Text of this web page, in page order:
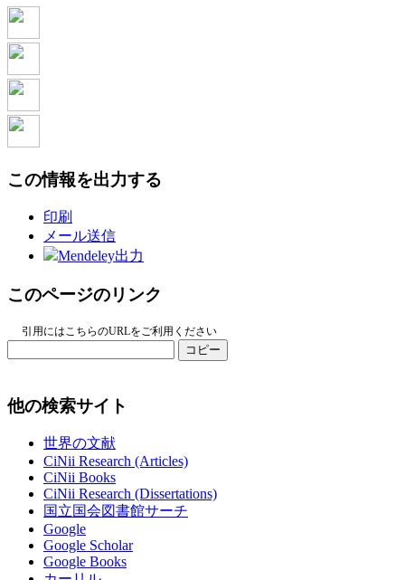
この情報を出力する
印刷
メール送信
Mendeley出力
このページのリンク
引用にはこちらのURLをご利用ください
コピー
他の検索サイト
世界の文献
CiNii Research (Articles)
CiNii Books
CiNii Research (Dissertations)
国立国会図書館サーチ
Google
Google Scholar
Google Books